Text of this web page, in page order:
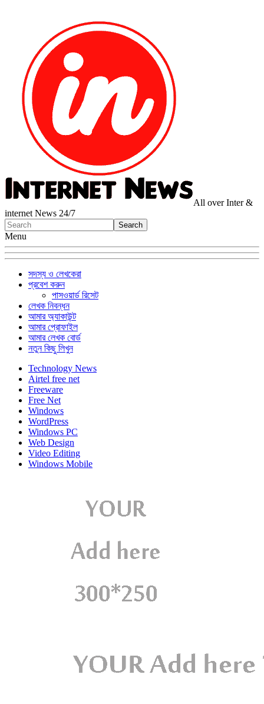
All over Inter &
internet News 24/7
Menu
সদস্য ও লেখকেরা
প্রবেশ করুন
পাসওয়ার্ড রিসেট
লেখক নিবন্ধন
আমার অ্যাকাউন্ট
আমার প্রোফাইল
আমার লেখক বোর্ড
নতুন কিছু লিখুন
Technology News
Airtel free net
Freeware
Free Net
Windows
WordPress
Windows PC
Web Design
Video Editing
Windows Mobile